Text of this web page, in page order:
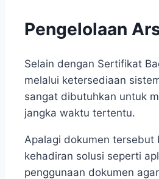
Pengelolaan
Selain dengan Sertifikat
melalui ketersediaan
sangat dibutuhkan untuk
jangka waktu tertentu.
Apalagi dokumen
kehadiran solusi seperti
penggunaan dokumen